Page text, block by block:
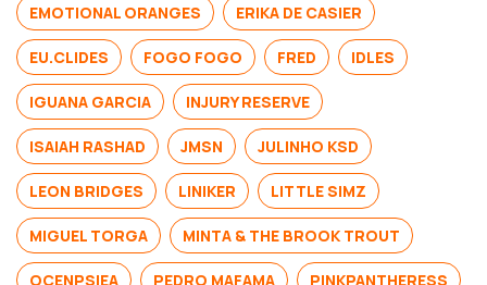
EMOTIONAL ORANGES ERIKA DE CASIER
EU.CLIDES FOGO FOGO FRED IDLES
IGUANA GARCIA INJURY RESERVE
ISAIAH RASHAD JMSN JULINHO KSD
LEON BRIDGES LINIKER LITTLE SIMZ
MIGUEL TORGA MINTA & THE BROOK TROUT
OCENPSIEA PEDRO MAFAMA PINKPANTHERESS